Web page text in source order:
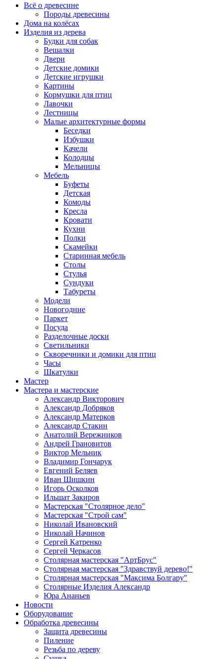
Всё о древесине
Породы древесины
Дома на колёсах
Изделия из дерева
Будки для собак
Вешалки
Двери
Детские домики
Детские игрушки
Картины
Кормушки для птиц
Лавочки
Лестницы
Малые архитектурные формы
Беседки
Избушки
Качели
Колодцы
Мельницы
Мебель
Буфеты
Детская
Комоды
Кресла
Кровати
Кухни
Полки
Скамейки
Старинная мебель
Столы
Стулья
Сундуки
Табуреты
Модели
Новогодние
Паркет
Посуда
Разделочные доски
Светильники
Скворечники и домики для птиц
Часы
Шкатулки
Мастер
Мастера и мастерские
Александр Викторович
Александр Добряков
Александр Матерков
Александр Стакин
Анатолий Вережников
Андрей Грановитов
Виктор Мельник
Владимир Гончарук
Евгений Беляев
Иван Шишкин
Игорь Осколков
Ильшат Закиров
Мастерская "Столярное дело"
Мастерская "Строй сам"
Николай Ивановский
Николай Начинов
Сергей Катренко
Сергей Черкасов
Столярная мастерская "АртБрус"
Столярная мастерская "Здравствуй дерево!"
Столярная мастерская "Максима Болгару"
Столярные Изделия Александр
Юра Ананьев
Новости
Оборудование
Обработка древесины
Защита древесины
Пиление
Резьба по дереву